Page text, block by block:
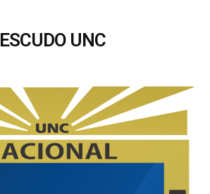
ESCUDO UNC